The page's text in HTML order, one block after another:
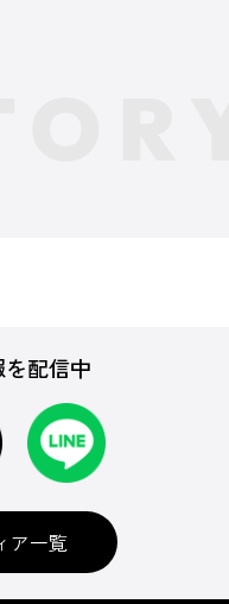
配信中
ア一覧